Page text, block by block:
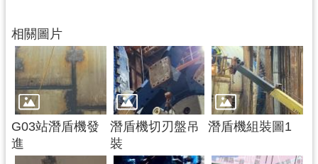
市
入
口
網
站
隱
私
相關圖片
G03站潛盾機發
進
潛盾機切刃盤吊
裝
潛盾機組裝圖1